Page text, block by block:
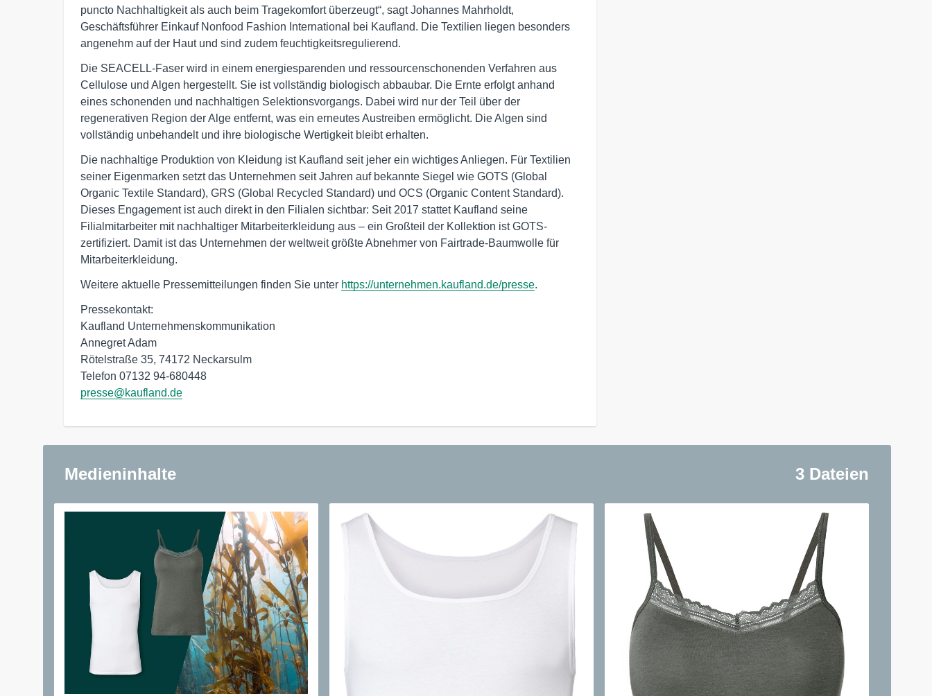
puncto Nachhaltigkeit als auch beim Tragekomfort überzeugt“, sagt Johannes Mahrholdt,
Geschäftsführer Einkauf Nonfood Fashion International bei Kaufland. Die Textilien liegen besonders
angenehm auf der Haut und sind zudem feuchtigkeitsregulierend.
Die SEACELL-Faser wird in einem energiesparenden und ressourcenschonenden Verfahren aus
Cellulose und Algen hergestellt. Sie ist vollständig biologisch abbaubar. Die Ernte erfolgt anhand
eines schonenden und nachhaltigen Selektionsvorgangs. Dabei wird nur der Teil über der
regenerativen Region der Alge entfernt, was ein erneutes Austreiben ermöglicht. Die Algen sind
vollständig unbehandelt und ihre biologische Wertigkeit bleibt erhalten.
Die nachhaltige Produktion von Kleidung ist Kaufland seit jeher ein wichtiges Anliegen. Für Textilien
seiner Eigenmarken setzt das Unternehmen seit Jahren auf bekannte Siegel wie GOTS (Global
Organic Textile Standard), GRS (Global Recycled Standard) und OCS (Organic Content Standard).
Dieses Engagement ist auch direkt in den Filialen sichtbar: Seit 2017 stattet Kaufland seine
Filialmitarbeiter mit nachhaltiger Mitarbeiterkleidung aus – ein Großteil der Kollektion ist GOTS-
zertifiziert. Damit ist das Unternehmen der weltweit größte Abnehmer von Fairtrade-Baumwolle für
Mitarbeiterkleidung.
Weitere aktuelle Pressemitteilungen finden Sie unter https://unternehmen.kaufland.de/presse.
Pressekontakt:
Kaufland Unternehmenskommunikation
Annegret Adam
Rötelstraße 35, 74172 Neckarsulm
presse@kaufland.de
Medieninhalte 3 Dateien